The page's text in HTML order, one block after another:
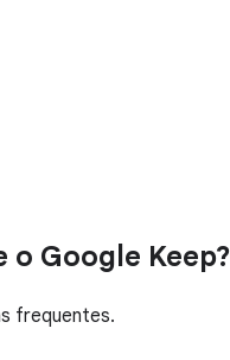
o Google Keep?
frequentes.